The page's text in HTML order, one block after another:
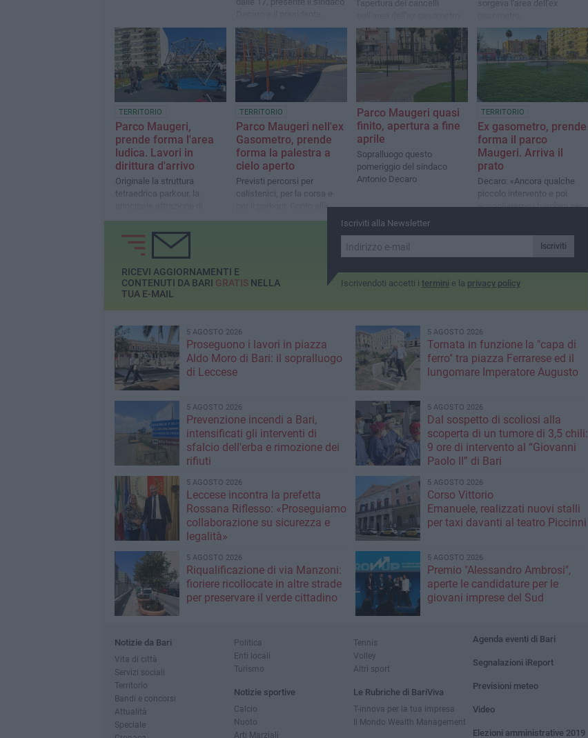
Emiliano
l'apertura dei cancelli
sorgeva l'area dell'ex
TERRITORIO
Parco Maugeri,
prende forma l'area
ludica. Lavori in
dirittura d'arrivo
Originale la struttura
tetraedrica parkour, la
questo nuovo spazio
TERRITORIO
Parco Maugeri nell'ex
Gasometro, prende
forma la palestra a
cielo aperto
Previsti percorsi per
calistenici, per la corsa e
per il parkour. Conto alla
rovescia per l'inaugurazione
Parco Maugeri quasi
finito, apertura a fine
aprile
Sopralluogo questo
pomeriggio del sindaco
Antonio Decaro
TERRITORIO
Ex gasometro, prende
forma il parco
Maugeri. Arriva il
prato
Decaro: «Ancora qualche
piccolo intervento e poi
accoglieremo i bambini per
Iscriviti alla Newsletter
Iscriviti
Iscrivendoti accetti i termini e la privacy policy
RICEVI AGGIORNAMENTI E
CONTENUTI DA BARI GRATISNELLA
TUA E-MAIL
5 AGOSTO 2026
Proseguono i lavori in piazza
Aldo Moro di Bari: il sopralluogo
di Leccese
5 AGOSTO 2026
Tornata in funzione la "capa di
ferro" tra piazza Ferrarese ed il
lungomare Imperatore Augusto
5 AGOSTO 2026
Prevenzione incendi a Bari,
intensificati gli interventi di
sfalcio dell'erba e rimozione dei
rifiuti
5 AGOSTO 2026
Dal sospetto di scoliosi alla
scoperta di un tumore di 3,5 chili:
9 ore di intervento al “Giovanni
Paolo II” di Bari
5 AGOSTO 2026
Leccese incontra la prefetta ​
Rossana Riflesso: «Proseguiamo
collaborazione su sicurezza e
legalità»
5 AGOSTO 2026
Corso Vittorio
Emanuele, realizzati nuovi stalli
per taxi davanti al teatro Piccinni
5 AGOSTO 2026
Riqualificazione di via Manzoni:
fioriere ricollocate in altre strade
per preservare il verde cittadino
5 AGOSTO 2026
Premio "Alessandro Ambrosi",
aperte le candidature per le
giovani imprese del Sud
Notizie da Bari
Vita di città
Servizi sociali
Territorio
Bandi e concorsi
Attualità
Speciale
Politica
Enti locali
Turismo
Notizie sportive
Calcio
Nuoto
Arti Marziali
Tennis
Volley
Altri sport
Le Rubriche di BariViva
T-innova per la tua impresa
Il Mondo Wealth Management
Agenda eventi di Bari
Segnalazioni iReport
Previsioni meteo
Video
Elezioni amministrative 2019